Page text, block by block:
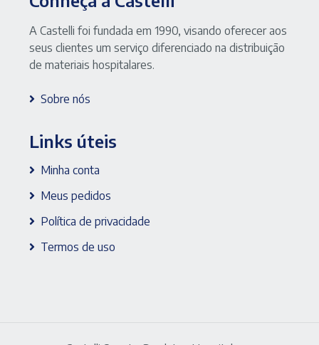
A Castelli foi fundada em 1990, visando oferecer aos
seus clientes um serviço diferenciado na distribuição
de materiais hospitalares.
Sobre nós
Links úteis
Minha conta
Meus pedidos
Política de privacidade
Termos de uso